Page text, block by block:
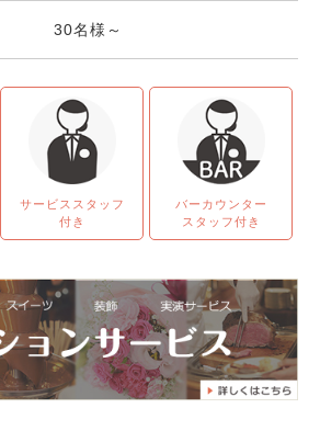
30名様～
サービススタッフ
付き
バーカウンター
スタッフ付き